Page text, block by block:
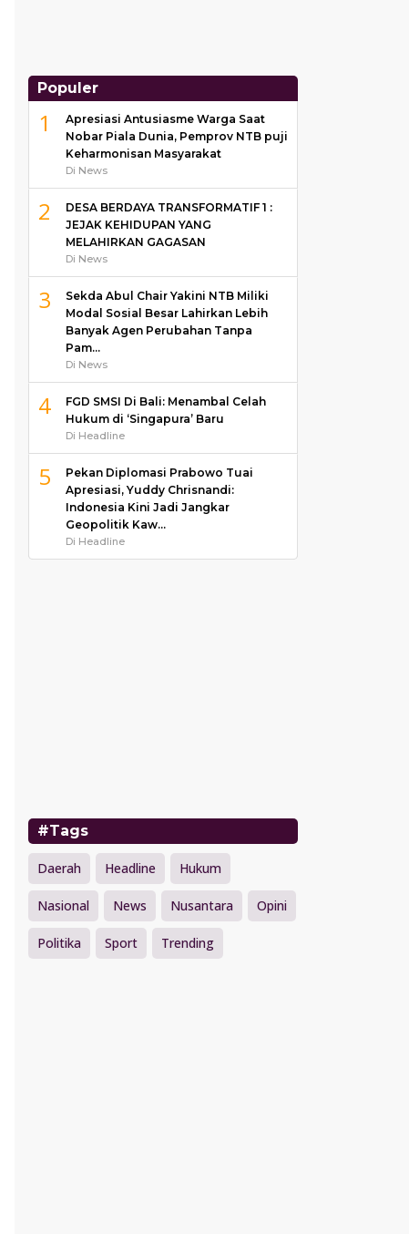
Populer
1
Apresiasi Antusiasme Warga Saat
Nobar Piala Dunia, Pemprov NTB puji
Keharmonisan Masyarakat
Di News
2
DESA BERDAYA TRANSFORMATIF 1 :
JEJAK KEHIDUPAN YANG
MELAHIRKAN GAGASAN
Di News
3
Sekda Abul Chair Yakini NTB Miliki
Modal Sosial Besar Lahirkan Lebih
Banyak Agen Perubahan Tanpa
Pam…
Di News
4
FGD SMSI Di Bali: Menambal Celah
Hukum di ‘Singapura’ Baru
Di Headline
5
Pekan Diplomasi Prabowo Tuai
Apresiasi, Yuddy Chrisnandi:
Indonesia Kini Jadi Jangkar
Geopolitik Kaw…
Di Headline
#Tags
Daerah Headline Hukum
Nasional News Nusantara Opini
Politika Sport Trending